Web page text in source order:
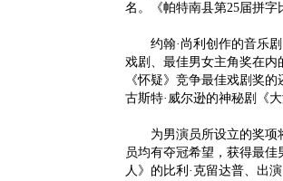
名。《帕特南县第25届拼字
约翰·尚利创作的音乐剧
戏剧、最佳男女主角奖在内
《怀疑》竞争最佳戏剧奖
古斯特·威尔逊的神秘剧《
为男演员所设立的奖项将
员均有夺冠希望，获得最
人》的比利·克留达普、出